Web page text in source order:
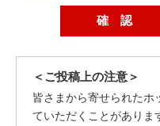
＜ご投稿上の注意＞
皆さまから寄せられたホ
ていただくことがありま